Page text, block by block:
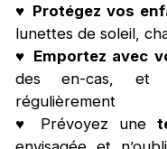
♥ Protégez vos
lunettes de soleil,
♥ Emportez avec
des en-cas, et
régulièrement
♥ Prévoyez une